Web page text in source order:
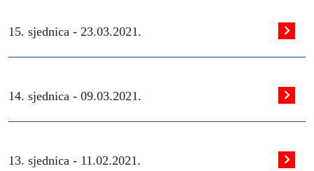
15. sjednica - 23.03.2021.
14. sjednica - 09.03.2021.
13. sjednica - 11.02.2021.